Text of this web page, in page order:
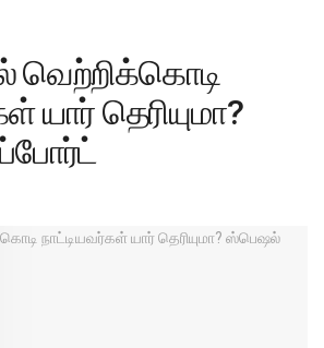
வெற்றிக்கொடி
யார் தெரியுமா?